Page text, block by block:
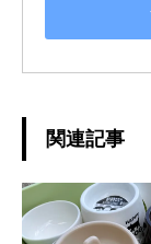
関連記事